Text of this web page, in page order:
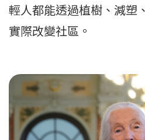
輕人都能透過植樹、減塑
實際改變社區。